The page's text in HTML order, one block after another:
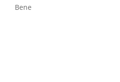
Bene